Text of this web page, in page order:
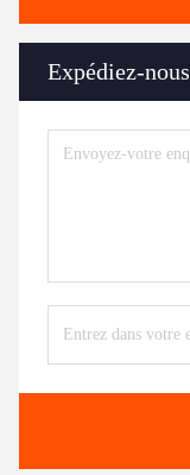
Expédiez-nous